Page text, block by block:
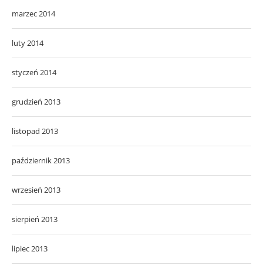
marzec 2014
luty 2014
styczeń 2014
grudzień 2013
listopad 2013
październik 2013
wrzesień 2013
sierpień 2013
lipiec 2013